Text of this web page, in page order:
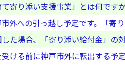
て寄り添い支援事業」とは何です
外への引っ越し予定です。「寄
た場合、「寄り添い給付金」の
ける前に神戸市外に転出する予